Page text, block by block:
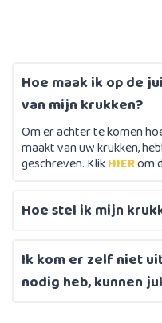
Hoe maak ik op de
van mijn krukken?
Om er achter te komen
maakt van uw krukken,
geschreven. KlikHIERom
Hoe stel ik mijn
Ik kom er zelf niet
nodig heb, kunnen